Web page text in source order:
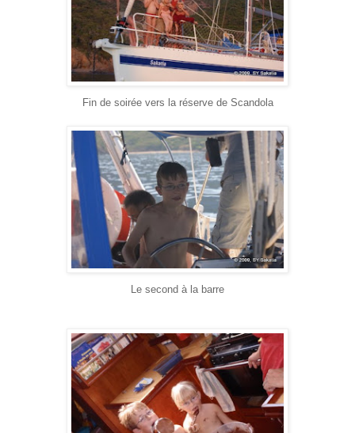
Fin de soirée vers la réserve de Scandola
Le second à la barre